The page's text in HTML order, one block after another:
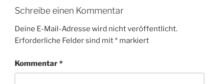
Schreibe einen Kommentar
Deine E-Mail-Adresse wird nicht veröffentlicht.
Erforderliche Felder sind mit* markiert
Kommentar*